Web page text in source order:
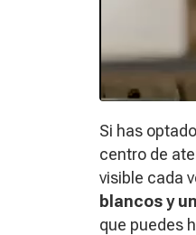
Si has
centro de
visible cada
blancos y
que puedes